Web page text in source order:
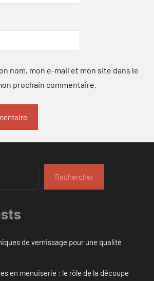
nom, mon e-mail et mon site dans le
prochain commentaire.
Rechercher
de vernissage pour une qualité
en menuiserie : le rôle de la découpe